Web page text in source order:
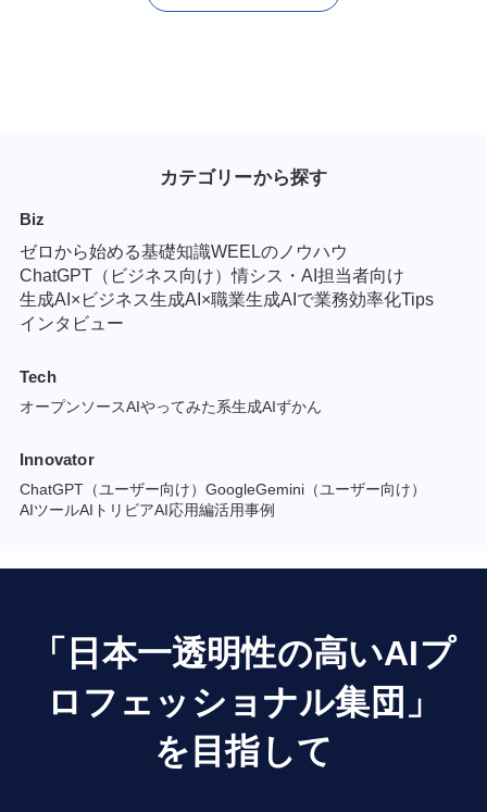
カテゴリーから探す
Biz
ゼロから始める基礎知識WEELのノウハウ
ChatGPT（ビジネス向け）情シス・AI担当者向け
生成AI×ビジネス生成AI×職業生成AIで業務効率化Tips
インタビュー
Tech
オープンソースAIやってみた系生成AIずかん
Innovator
ChatGPT（ユーザー向け） GoogleGemini（ユーザー向け）
AIツールAIトリビアAI応用編活用事例
「日本一透明性の高いAIプ
ロフェッショナル集団」
を目指して